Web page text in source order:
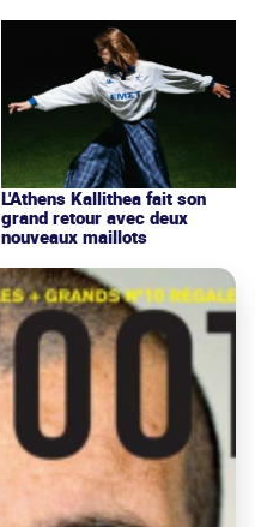
L'Athens Kallithea fait son
grand retour avec deux
nouveaux maillots